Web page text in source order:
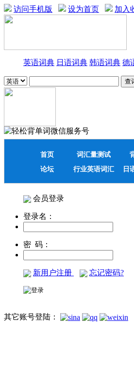
访问手机版 设为首页 加入
英语词典 日语词典 韩语词典 德
首页 词汇量测试
论坛
行业英语词汇 日
会员登录
登录名：
密 码：
新用户注册 忘记密码?
其它账号登陆：